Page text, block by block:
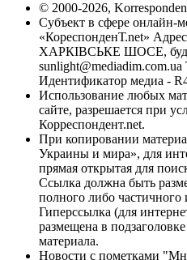
© 2000-2026,
Субъект в сфере онлайн-
«КореспонденТ.net»
ХАРКІВСЬКЕ ШОСЕ,
sunlight@mediadim.com.ua
Идентификатор медиа -
Использование любых
сайте, разрешается при
Корреспондент.net.
При копировании
Украины и мира», для
прямая открытая для
Ссылка должна быть
полного либо частичного
Гиперссылка (для
размещена в
материала.
Новости с пометками